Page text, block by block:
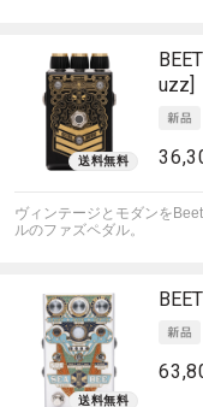
uzz]
ヴィンテージとモダンを
ルのファズペダル。